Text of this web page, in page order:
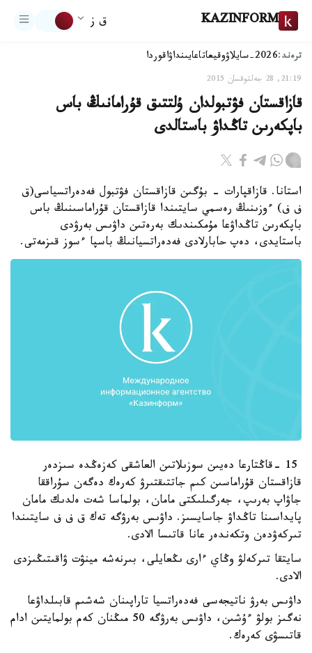
KAZINFORM ق ز
ترەند:2026-سايلاۋ وقيعاتاعايىنداۋاقوردا
21:19, 28 جەلتوقسان 2015
قازاقستان فۋتبولدان ۇلتتىق قۇرامانىڭ باس
باپكەرىن تاڭداۋ باستالدى
استانا. قازاقپارات - بۇگىن قازاقستان فۋتبول فەدەراتسياسى(ق
ف ف) ءوزىنىڭ رەسمي سايتىندا قازاقستان قۇراماسىنىڭ باس
باپكەرىن تاڭداۋعا مۇمكىندىك بەرەتىن داۋىس بەرۋدى
باستايدى، دەپ حابارلادى فەدەراتسيانىڭ باسپا ءسوز قىزمەتى.
15 -قاڭتارعا دەيىن سوزىلاتىن العاشقى كەزەڭدە سىزدەر
قازاقستان قۇراماسىن كىم جاتتىقتىرۋ كەرەك دەگەن سۇراققا
جاۋاپ بەرىپ، جەرگىلىكتى مامان، بولماسا شەت ەلدىك مامان
پايداسىنا تاڭداۋ جاسايسىز. داۋىس بەرۋگە تەك ق ف ف سايتىندا
تىركەۋدەن وتكەندەر عانا قاتىسا الادى.
سايتقا تىركەلۋ وڭاي ءارى ىڭعايلى، بىرنەشە مينۋت ۋاقىتىڭىزدى
الادى.
داۋىس بەرۋ ناتيجەسى فەدەراتسيا تاراپىنان شەشىم قابىلداۋعا
نەگىز بولۋ ءۇشىن، داۋىس بەرۋگە 50 مىڭنان كەم بولمايتىن ادام
قاتىسۋى كەرەك.